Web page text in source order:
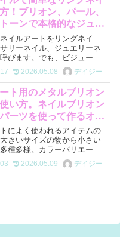
では少しハード...
！ブリオン、パール、
ーンで本格的なジュエ
に
イルアートをリングネイ
リーネイル、ジュエリーネ
びます。でも、ビジュージ
ング部分を描くのはセルフ
ハードルが高いかも・・・
ネイラーさんにも是非やっ
を今回ご紹介し...
2026.05.08 デイジー
ト用のメタルブリオン
い方。ネイルブリオン
ーツを使って作るオリ
クセサリーネイル
によく使われるアイテムの
きいサイズの物から小さい
種多様。カラーバリエーシ
系の物からクリア感のある
付いたものまで様々な種類
2026.05.09 デイジー